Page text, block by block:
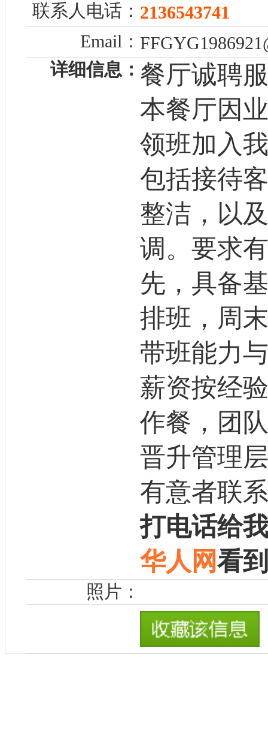
联系人电话： 2136543741
Email：
详细信息： 餐厅诚聘
本餐厅因
领班加入
包括接待
整洁，以
调。要求
先，具备
排班，周
带班能力
薪资按经
作餐，团
晋升管理
有意者联
打电话给
华人网看
照片：